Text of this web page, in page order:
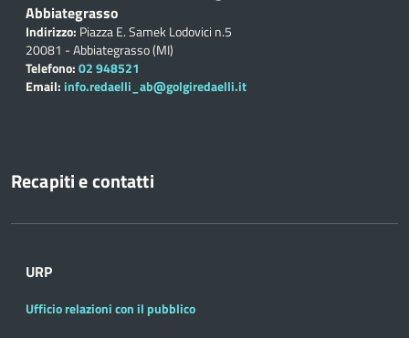
Abbiategrasso
Indirizzo: Piazza E. Samek Lodovici n.5
20081 - Abbiategrasso (MI)
Telefono:02 948521
Email: info.redaelli_ab@golgiredaelli.it
Recapiti e contatti
URP
Ufficio relazioni con il pubblico